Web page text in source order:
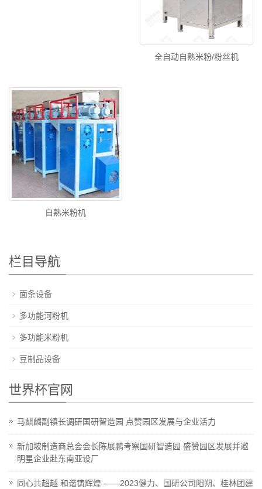
全自动自熟米粉/粉丝机
自熟米粉机
栏目导航
面条设备
多功能河粉机
多功能米粉机
豆制品设备
世界杯官网
马麒麟副镇长调研国研智造园 点赞园区发展与企业活力
新加坡制造商总会会长陈展鹏考察国研智造园 盛赞园区发展并邀
明星企业赴东南亚设厂
同心共超越 和谐铸辉煌 ——2023健力、国研公司阳朔、桂林团建